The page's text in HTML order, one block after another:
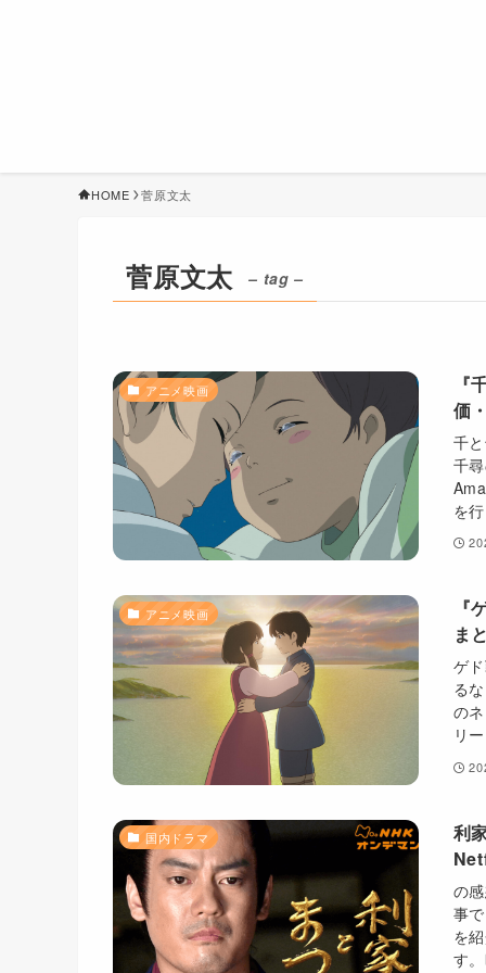
HOME 菅原文太
菅原文太 – tag –
アニメ映画
『
価
千
千
を
アニメ映画
『
ま
ゲ
る
の
リ
国内ドラマ
利
の
事
を
す